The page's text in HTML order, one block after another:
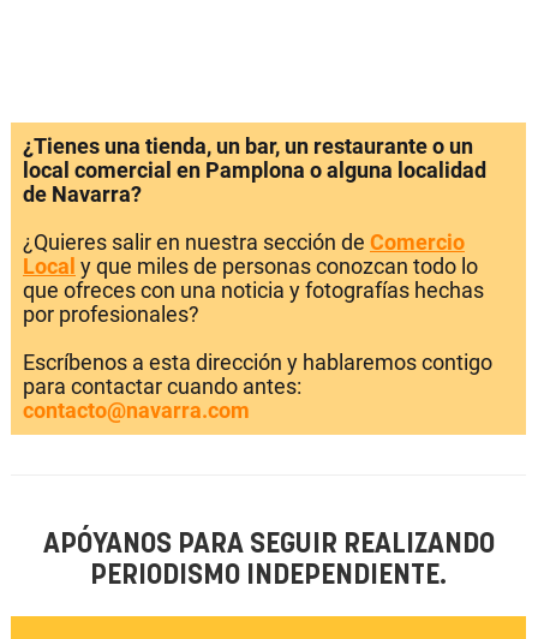
¿Tienes una tienda, un bar, un restaurante o un
local comercial en Pamplona o alguna localidad
de Navarra?
¿Quieres salir en nuestra sección de Comercio
Local y que miles de personas conozcan todo lo
que ofreces con una noticia y fotografías hechas
por profesionales?
Escríbenos a esta dirección y hablaremos contigo
para contactar cuando antes:
contacto@navarra.com
APÓYANOS PARA SEGUIR REALIZANDO
PERIODISMO INDEPENDIENTE.